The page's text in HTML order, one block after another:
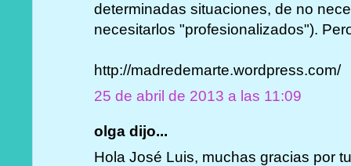
determinadas situaciones, de no
necesitarlos "profesionalizados").
http://madredemarte.wordpress.com/
25 de abril de 2013 a las 11:09
olga dijo...
Hola José Luis, muchas gracias por